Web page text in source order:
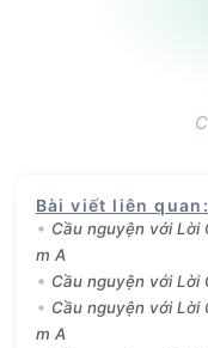
Bài viết liên quan :
Cầu nguyện với Lời
m A
Cầu nguyện với Lời
Cầu nguyện với Lời
m A